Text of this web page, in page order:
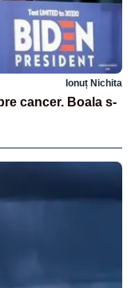
Ionuț Nichita
cancer. Boala s-